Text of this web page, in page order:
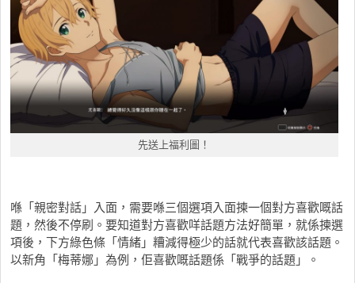
先送上福利圖！
喺「親密對話」入面，需要喺三個選項入面揀一個對方喜歡嘅話
題，然後不停刷。要知道對方喜歡咩話題方法好簡單，就係揀選
項後，下方綠色條「情緒」糟減得極少的話就代表喜歡該話題。
以新角「梅蒂娜」為例，佢喜歡嘅話題係「戰爭的話題」。